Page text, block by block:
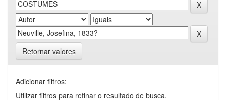
Retornar valores
Adicionar filtros:
Utilizar filtros para refinar o resultado de busca.